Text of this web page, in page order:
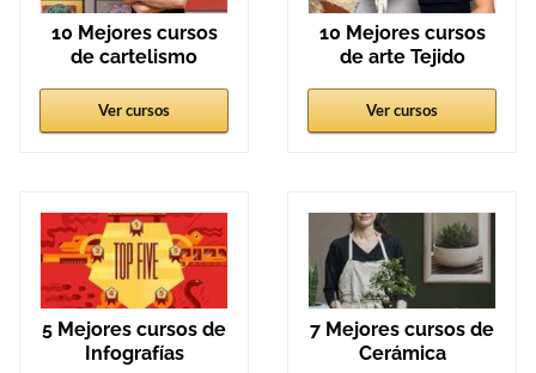
10 Mejores cursos
de cartelismo
Ver cursos
10 Mejores cursos
de arte Tejido
Ver cursos
5 Mejores cursos de
Infografías
7 Mejores cursos de
Cerámica